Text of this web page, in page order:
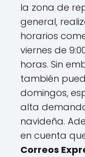
la zona de
general,
horarios
viernes de
horas. Sin
también
domingos,
alta
navideña.
en cuenta
Correos